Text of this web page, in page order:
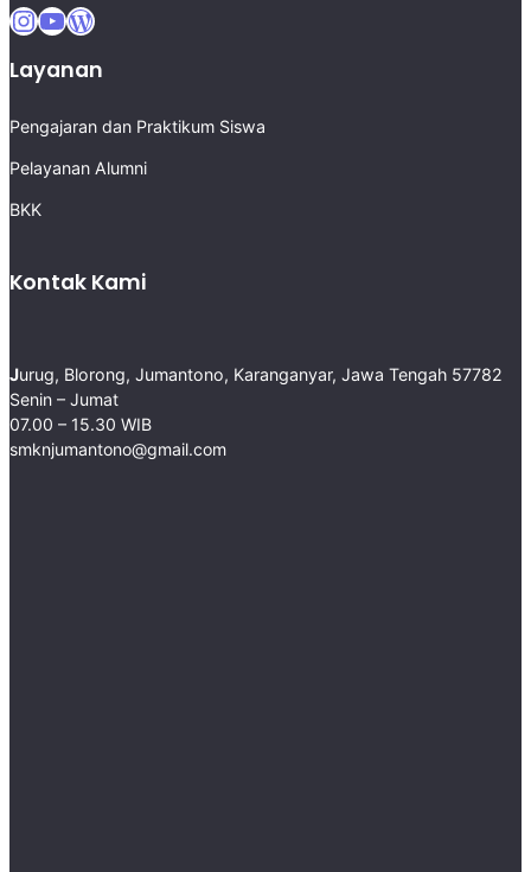
InstagramYouTube WordPress
Layanan
Pengajaran dan Praktikum Siswa
Pelayanan Alumni
BKK
Kontak Kami
Jurug, Blorong, Jumantono, Karanganyar, Jawa Tengah 57782 ​
Senin – Jumat
07.00 – 15.30 WIB
smknjumantono@gmail.com